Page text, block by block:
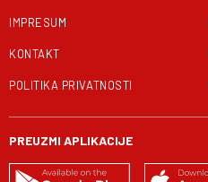
IMPRESUM
KONTAKT
POLITIKA PRIVATNOSTI
PREUZMI APLIKACIJE